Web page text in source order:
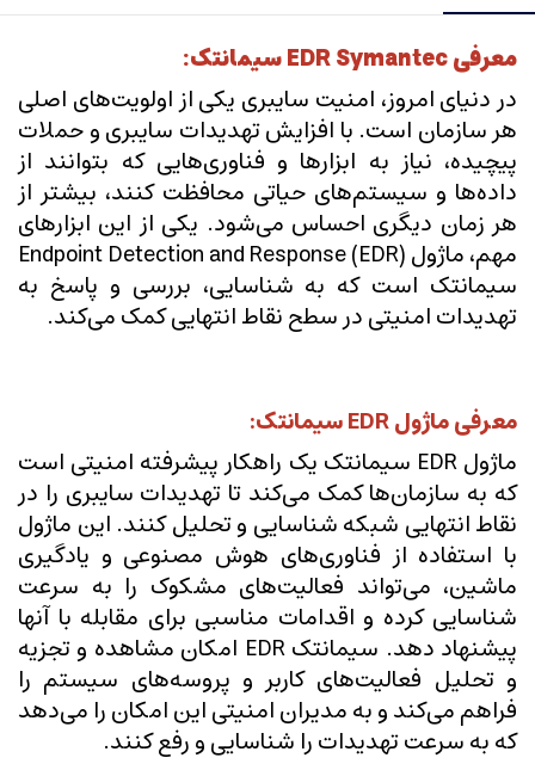
معرفی EDR Symantec سیمانتک:
در دنیای امروز، امنیت سایبری یکی از اولویت‌های اصلی
هر سازمان است. با افزایش تهدیدات سایبری و حملات
پیچیده، نیاز به ابزارها و فناوری‌هایی که بتوانند از
داده‌ها و سیستم‌های حیاتی محافظت کنند، بیشتر از
هر زمان دیگری احساس می‌شود. یکی از این ابزارهای
مهم، ماژول Endpoint Detection and Response (EDR)
سیمانتک است که به شناسایی، بررسی و پاسخ به
تهدیدات امنیتی در سطح نقاط انتهایی کمک می‌کند.
معرفی ماژول EDR سیمانتک:
ماژول EDR سیمانتک یک راهکار پیشرفته امنیتی است
که به سازمان‌ها کمک می‌کند تا تهدیدات سایبری را در
نقاط انتهایی شبکه شناسایی و تحلیل کنند. این ماژول
با استفاده از فناوری‌های هوش مصنوعی و یادگیری
ماشین، می‌تواند فعالیت‌های مشکوک را به سرعت
شناسایی کرده و اقدامات مناسبی برای مقابله با آنها
پیشنهاد دهد. سیمانتک EDR امکان مشاهده و تجزیه
و تحلیل فعالیت‌های کاربر و پروسه‌های سیستم را
فراهم می‌کند و به مدیران امنیتی این امکان را می‌دهد
که به سرعت تهدیدات را شناسایی و رفع کنند.